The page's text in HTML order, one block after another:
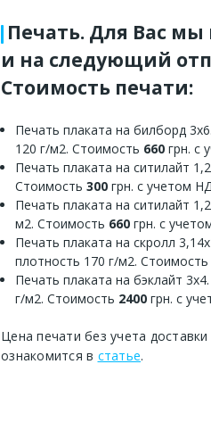
Печать. Для Вас мы
и на следующий
Стоимость печати:
Печать плаката на билборд
120 г/м2. Стоимость 660 грн. с
Печать плаката на ситилайт
Стоимость 300 грн. с учетом
Печать плаката на ситилайт
м2. Стоимость 660 грн. с
Печать плаката на скролл
плотность 170 г/м2. Стоимость
Печать плаката на бэклайт
г/м2. Стоимость 2400 грн. с
Цена печати без учета
ознакомится в статье.